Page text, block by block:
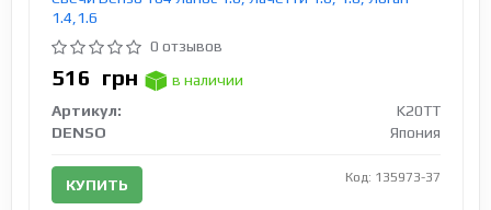
1.4,1.6
0 отзывов
516 грн
в наличии
Артикул:
K20TT
DENSO
Япония
КУПИТЬ Код: 135973-37